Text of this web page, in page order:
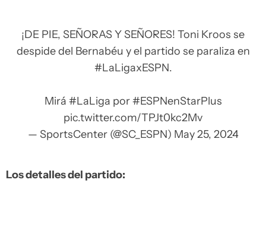
¡DE PIE, SEÑORAS Y SEÑORES! Toni Kroos se
despide del Bernabéu y el partido se paraliza en
#LaLigaxESPN.
Mirá #LaLiga por#ESPNenStarPlus
pic.twitter.com/TPJt0kc2Mv
— SportsCenter (@SC_ESPN) May 25, 2024
Los detalles del partido: